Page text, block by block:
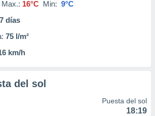
Max.: 16°C Min: 9°C
7 días
75 l/m²
km/h
del sol
Puesta del sol
18:19